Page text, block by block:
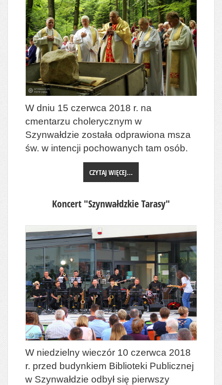
W dniu 15 czerwca 2018 r. na
cmentarzu cholerycznym w
Szynwałdzie została odprawiona msza
św. w intencji pochowanych tam osób.
CZYTAJ WIĘCEJ...
Koncert "Szynwałdzkie Tarasy"
W niedzielny wieczór 10 czerwca 2018
r. przed budynkiem Biblioteki Publicznej
w Szynwałdzie odbył się pierwszy